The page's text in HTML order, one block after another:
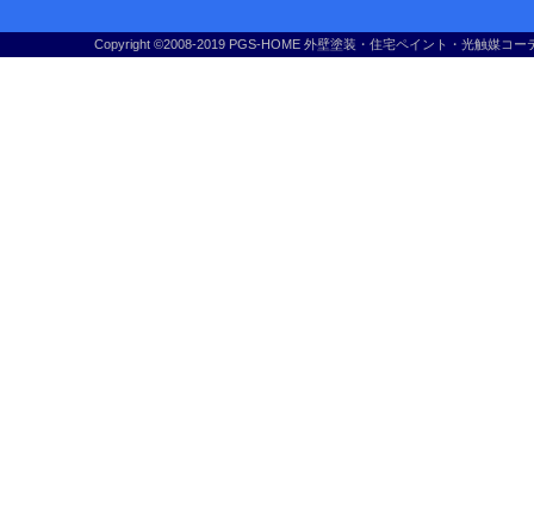
Copyright ©2008-2019 PGS-HOME 外壁塗装・住宅ペイント・光触媒コ